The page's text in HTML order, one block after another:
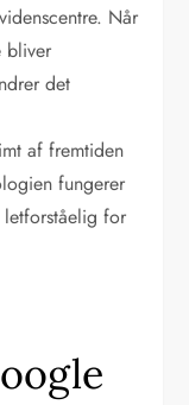
Når
bliver
det
af fremtiden
fungerer
for